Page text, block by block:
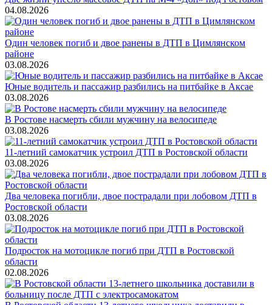
04.08.2026
Один человек погиб и двое ранены в ДТП в Цимлянском
районе
03.08.2026
Юные водитель и пассажир разбились на питбайке в Аксае
03.08.2026
В Ростове насмерть сбили мужчину на велосипеде
03.08.2026
11-летний самокатчик устроил ДТП в Ростовской области
03.08.2026
Два человека погибли, двое пострадали при лобовом ДТП в
Ростовской области
03.08.2026
Подросток на мотоцикле погиб при ДТП в Ростовской
области
02.08.2026